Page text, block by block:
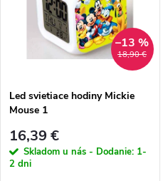
18,90 €
–13 %
Led svietiace hodiny Mickie
Mouse 1
16,39 €
Skladom u nás - Dodanie: 1-
2 dni